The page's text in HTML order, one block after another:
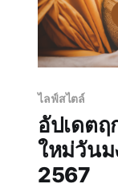
ไลฟ์สไตล์
อัปเดต
ใหม่วัน
2567